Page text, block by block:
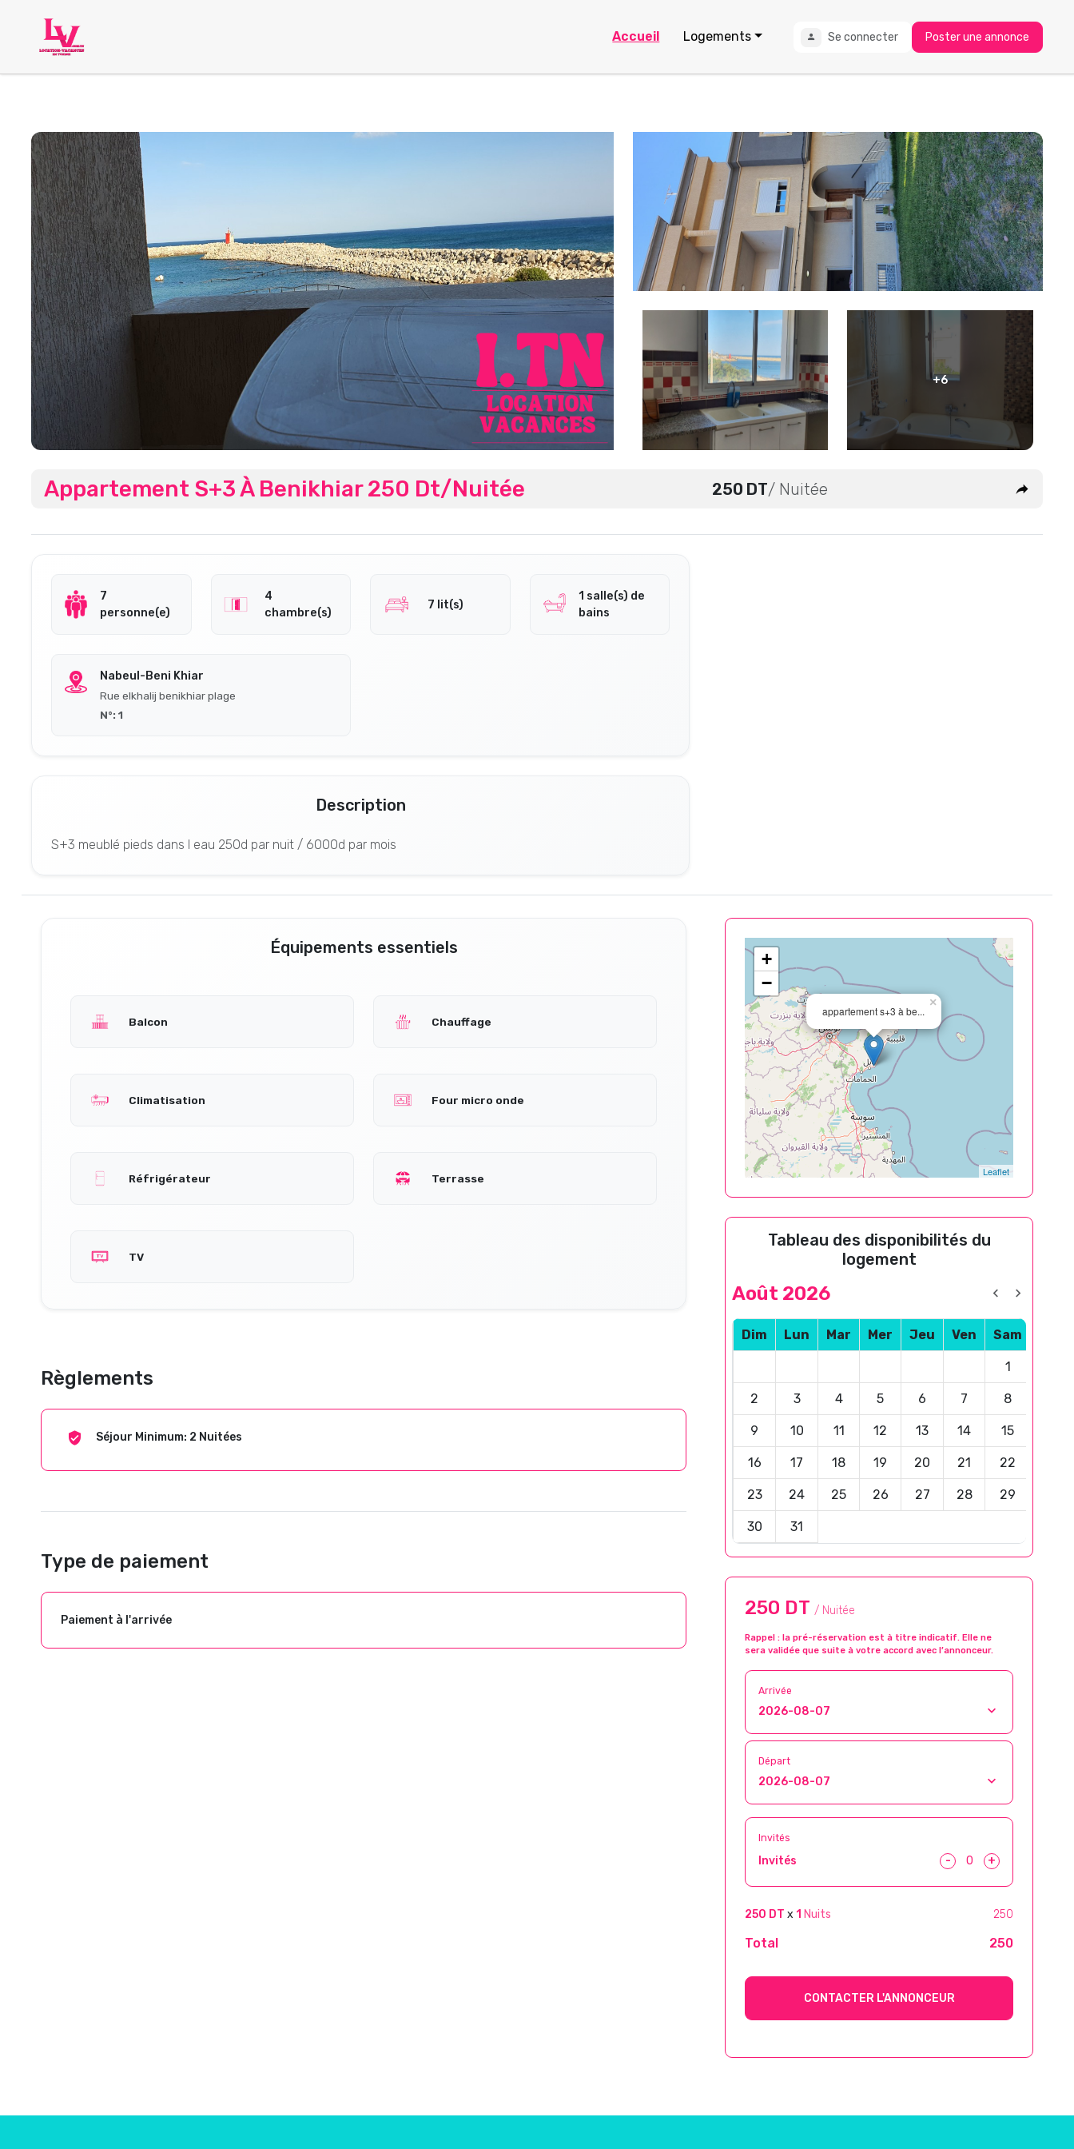
Accueil Logements Se connecter Poster une annonce
+6
Appartement S+3 À Benikhiar 250 Dt/Nuitée 250 DT/ Nuitée
7
personne(e)
4
chambre(s)
7 lit(s)
1 salle(s) de
bains
Nabeul-Beni Khiar
Rue elkhalij benikhiar plage
N°: 1
Description
S+3 meublé pieds dans l eau 250d par nuit / 6000d par mois
Équipements essentiels
Balcon Chauffage
Climatisation Four micro onde
Réfrigérateur Terrasse
TV
Règlements
Séjour Minimum: 2 Nuitées
Type de paiement
Paiement à l'arrivée
appartement s+3 à be...
×
+
−
Leaflet
Tableau des disponibilités du
logement
Août 2026
Dim Lun Mar Mer Jeu Ven Sam
1
2 3 4 5 6 7 8
9 10 11 12 13 14 15
16 17 18 19 20 21 22
23 24 25 26 27 28 29
30 31
250 DT / Nuitée
Rappel : la pré-réservation est à titre indicatif. Elle ne
sera validée que suite à votre accord avec l’annonceur.
Arrivée
Départ
Invités
Invités - +
250 DT x 1 Nuits 250
Total 250
CONTACTER L'ANNONCEUR